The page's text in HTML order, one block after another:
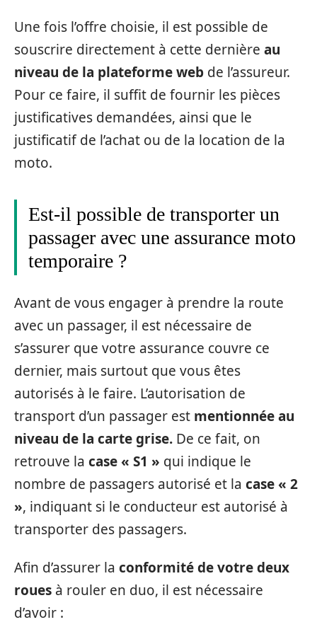
Une fois l’offre choisie, il est possible de
souscrire directement à cette dernière au
niveau de la plateforme web de l’assureur.
Pour ce faire, il suffit de fournir les pièces
justificatives demandées, ainsi que le
justificatif de l’achat ou de la location de la
moto.
Est-il possible de transporter un
passager avec une assurance moto
temporaire ?
Avant de vous engager à prendre la route
avec un passager, il est nécessaire de
s’assurer que votre assurance couvre ce
dernier, mais surtout que vous êtes
autorisés à le faire. L’autorisation de
transport d’un passager est mentionnée au
niveau de la carte grise. De ce fait, on
retrouve la case « S1 » qui indique le
nombre de passagers autorisé et la case « 2
», indiquant si le conducteur est autorisé à
transporter des passagers.
Afin d’assurer la conformité de votre deux
roues à rouler en duo, il est nécessaire
d’avoir :